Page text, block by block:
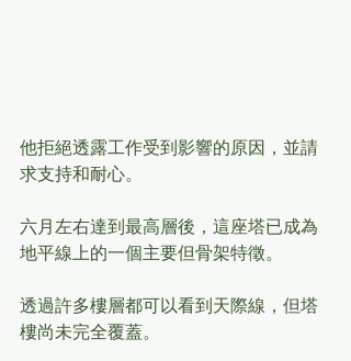
他拒絕透露工作受到影響的原因，並請
求支持和耐心。
六月左右達到最高層後，這座塔已成為
地平線上的一個主要但骨架特徵。
透過許多樓層都可以看到天際線，但塔
樓尚未完全覆蓋。